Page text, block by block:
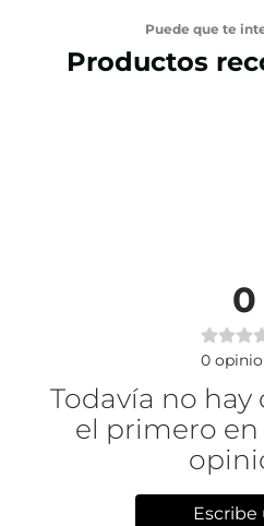
Puede que te
Productos
0
0
Todavía no hay
el primero
Escribe